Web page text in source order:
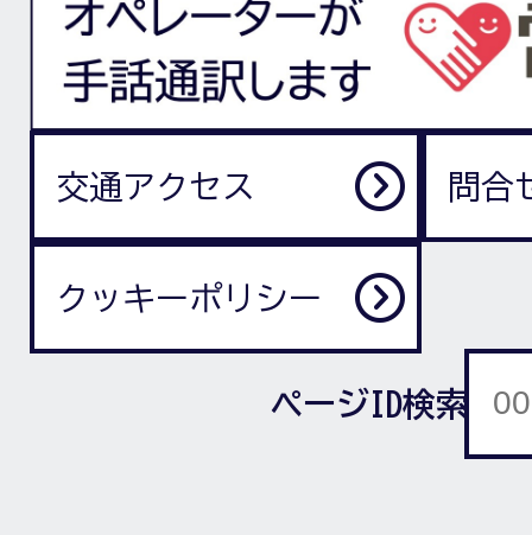
交通アクセス 問合
クッキーポリシー
ページID検索